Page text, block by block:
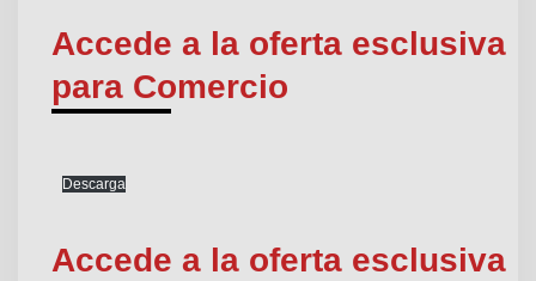
Accede a la oferta esclusiva
para Comercio
Descarga
Accede a la oferta esclusiva